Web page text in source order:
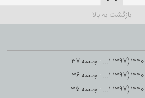
بازگشت به بالا
: جلسه 37
: جلسه 36
: جلسه 35